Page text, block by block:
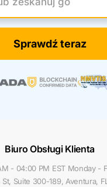
Sprawdź teraz
Biuro Obsługi Klienta
- 04:00 PM EST Monday -
Suite 300-189, Aventura,